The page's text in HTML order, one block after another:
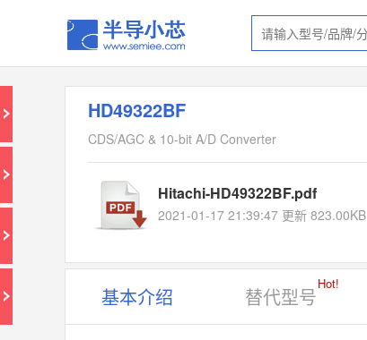
HD49322BF
CDS/AGC & 10-bit A/D Converter
Hitachi-HD49322BF.pdf
2021-01-17 21:39:47 更新 823.00KB
基本介绍 替代型号
Hot!